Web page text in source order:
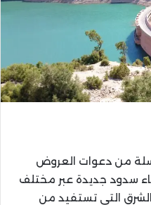
من دعوات العروض
موقعاً لإنشاء سدود جديدة عبر مختلف
التي تستفيد من